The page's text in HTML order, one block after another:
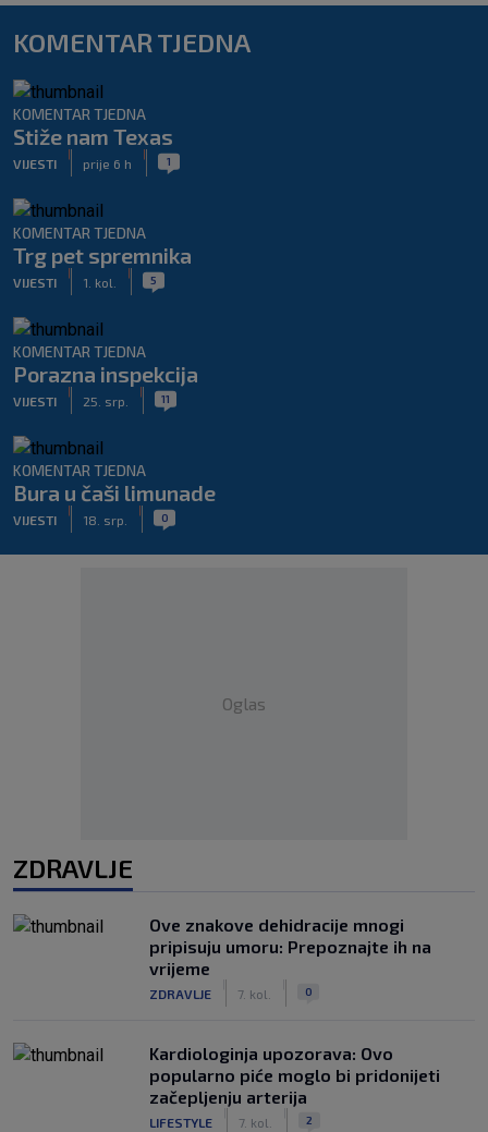
KOMENTAR TJEDNA
KOMENTAR TJEDNA
Stiže nam Texas
VIJESTI prije 6 h 1
KOMENTAR TJEDNA
Trg pet spremnika
VIJESTI 1. kol. 5
KOMENTAR TJEDNA
Porazna inspekcija
VIJESTI 25. srp. 11
KOMENTAR TJEDNA
Bura u čaši limunade
VIJESTI 18. srp. 0
Oglas
ZDRAVLJE
Ove znakove dehidracije mnogi
pripisuju umoru: Prepoznajte ih na
vrijeme
ZDRAVLJE 7. kol. 0
Kardiologinja upozorava: Ovo
popularno piće moglo bi pridonijeti
začepljenju arterija
LIFESTYLE 7. kol. 2